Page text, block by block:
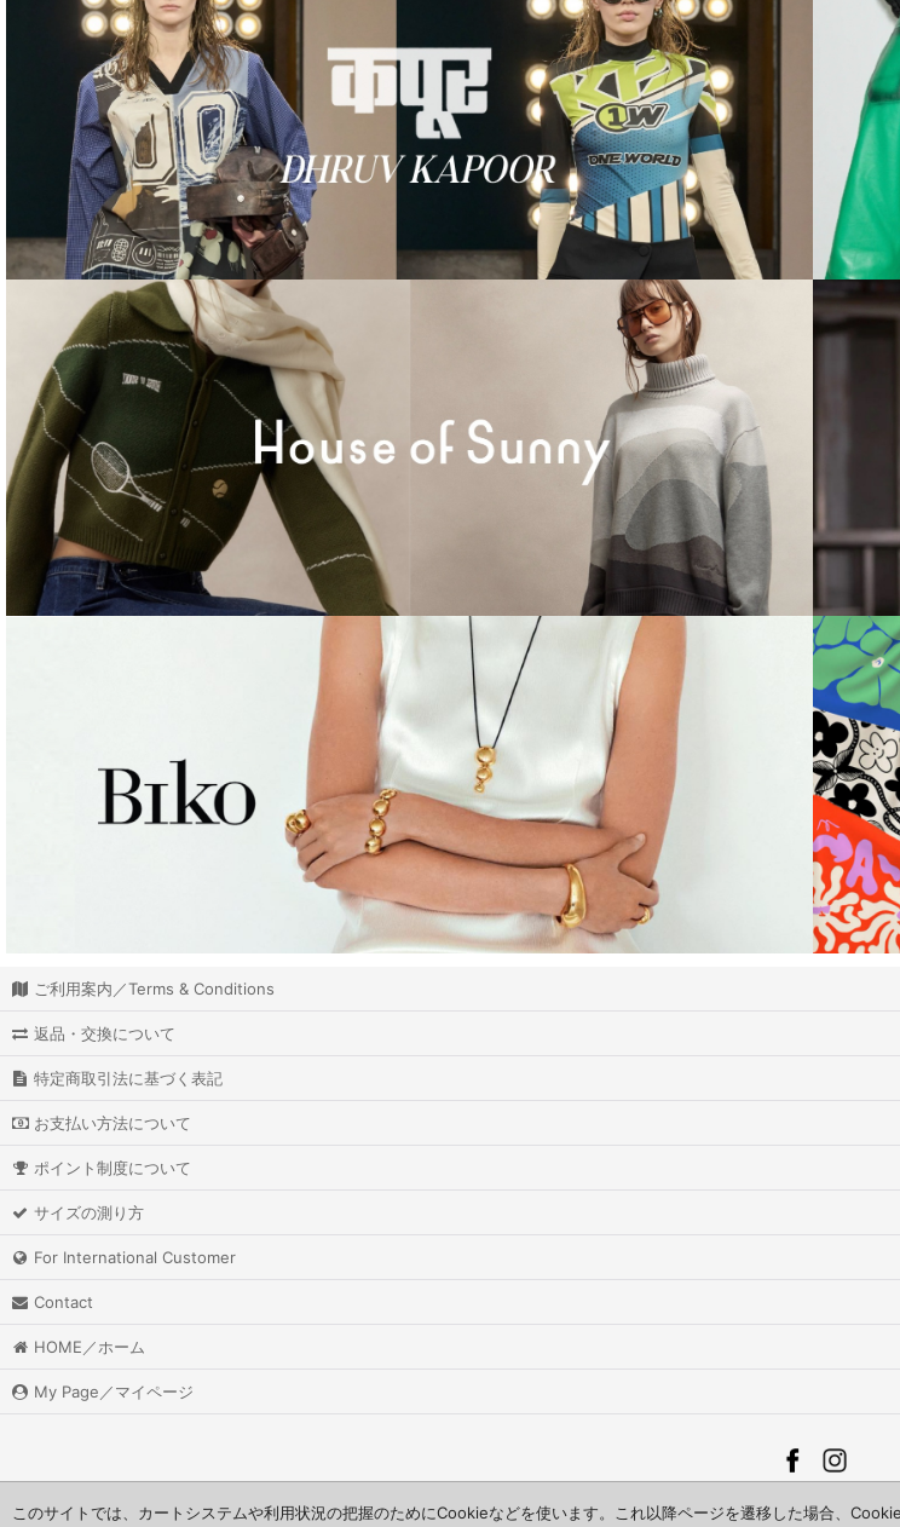
ご利用案内／Terms & Conditions
返品・交換について
特定商取引法に基づく表記
お支払い方法について
ポイント制度について
サイズの測り方
For International Customer
Contact
HOME／ホーム
My Page／マイページ
このサイトでは、カートシステムや利用状況の把握のためにCookieなどを使います。これ以降ページを遷移した場合、